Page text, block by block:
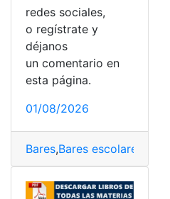
redes sociales,
o regístrate y
déjanos
un comentario en
esta página.
01/08/2026
Bares,Bares escolares